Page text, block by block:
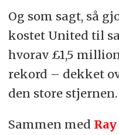
Og som sagt, så
kostet United til
hvorav £1,5
rekord – dekket
den store stjernen.
Sammen med